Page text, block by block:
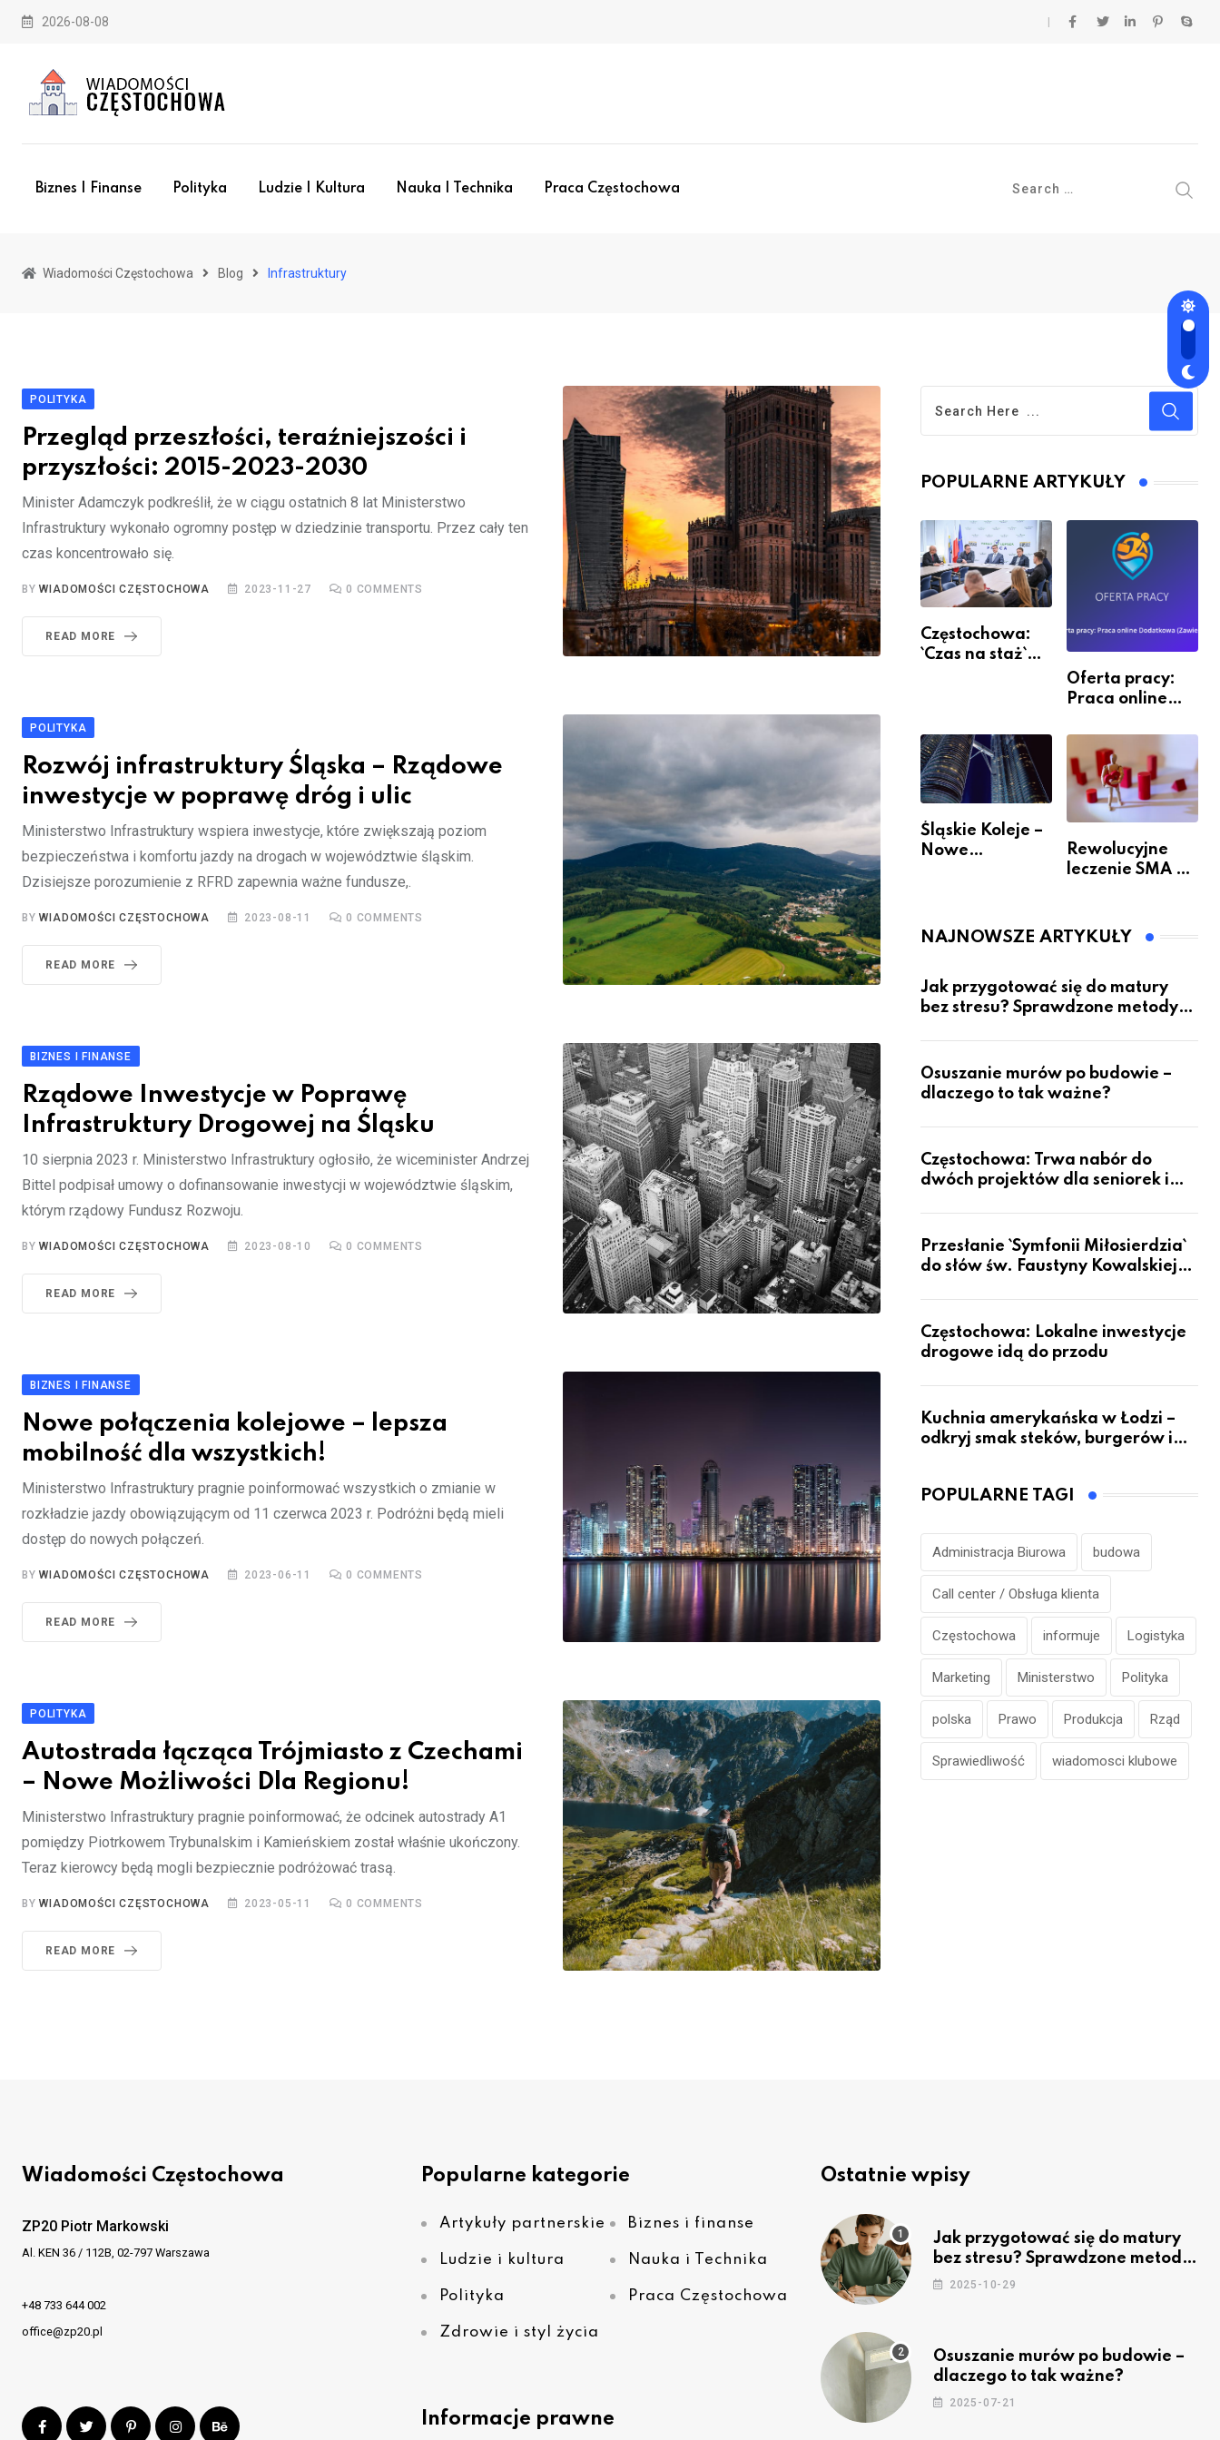
Skip
2026-08-08
Biznes I Finanse Polityka Ludzie I Kultura Nauka I Technika Praca Częstochowa
Wiadomości Częstochowa Blog Infrastruktury
POLITYKA
Przegląd przeszłości, teraźniejszości i
przyszłości: 2015-2023-2030
Minister Adamczyk podkreślił, że w ciągu ostatnich 8 lat Ministerstwo
Infrastruktury wykonało ogromny postęp w dziedzinie transportu. Przez cały ten
czas koncentrowało się.
BYWIADOMOŚCI CZĘSTOCHOWA 2023-11-27 0 COMMENTS
READ MORE
POLITYKA
Rozwój infrastruktury Śląska – Rządowe
inwestycje w poprawę dróg i ulic
Ministerstwo Infrastruktury wspiera inwestycje, które zwiększają poziom
bezpieczeństwa i komfortu jazdy na drogach w województwie śląskim.
Dzisiejsze porozumienie z RFRD zapewnia ważne fundusze,.
BYWIADOMOŚCI CZĘSTOCHOWA 2023-08-11 0 COMMENTS
READ MORE
BIZNES I FINANSE
Rządowe Inwestycje w Poprawę
Infrastruktury Drogowej na Śląsku
10 sierpnia 2023 r. Ministerstwo Infrastruktury ogłosiło, że wiceminister Andrzej
Bittel podpisał umowy o dofinansowanie inwestycji w województwie śląskim,
którym rządowy Fundusz Rozwoju.
BYWIADOMOŚCI CZĘSTOCHOWA 2023-08-10 0 COMMENTS
READ MORE
BIZNES I FINANSE
Nowe połączenia kolejowe – lepsza
mobilność dla wszystkich!
Ministerstwo Infrastruktury pragnie poinformować wszystkich o zmianie w
rozkładzie jazdy obowiązującym od 11 czerwca 2023 r. Podróżni będą mieli
dostęp do nowych połączeń.
BYWIADOMOŚCI CZĘSTOCHOWA 2023-06-11 0 COMMENTS
READ MORE
POLITYKA
Autostrada łącząca Trójmiasto z Czechami
– Nowe Możliwości Dla Regionu!
Ministerstwo Infrastruktury pragnie poinformować, że odcinek autostrady A1
pomiędzy Piotrkowem Trybunalskim i Kamieńskiem został właśnie ukończony.
Teraz kierowcy będą mogli bezpiecznie podróżować trasą.
BYWIADOMOŚCI CZĘSTOCHOWA 2023-05-11 0 COMMENTS
READ MORE
POPULARNE ARTYKUŁY
Częstochowa:
`Czas na staż`
Oferta pracy:
Praca online
(Zawiercie)
Śląskie Koleje –
Nowe
Rewolucyjne
leczenie SMA –
pacjentów?
NAJNOWSZE ARTYKUŁY
Jak przygotować się do matury
bez stresu? Sprawdzone metody
Osuszanie murów po budowie –
dlaczego to tak ważne?
Częstochowa: Trwa nabór do
dwóch projektów dla seniorek i
Przesłanie `Symfonii Miłosierdzia`
do słów św. Faustyny Kowalskiej
Częstochowa: Lokalne inwestycje
drogowe idą do przodu
Kuchnia amerykańska w Łodzi –
odkryj smak steków, burgerów i
POPULARNE TAGI
Administracja Biurowa budowa
Call center / Obsługa klienta
Częstochowa informuje Logistyka
Marketing Ministerstwo Polityka
polska Prawo Produkcja Rząd
Sprawiedliwość wiadomosci klubowe
Wiadomości Częstochowa
ZP20 Piotr Markowski
Al. KEN 36 / 112B, 02-797 Warszawa
+48 733 644 002
office@zp20.pl
Popularne kategorie
Artykuły partnerskie Biznes i finanse
Ludzie i kultura Nauka i Technika
Polityka Praca Częstochowa
Zdrowie i styl życia
Informacje prawne
Ostatnie wpisy
Jak przygotować się do matury
bez stresu? Sprawdzone metody
nauki z kursów w Częstochowie
2025-10-29
Osuszanie murów po budowie –
dlaczego to tak ważne?
2025-07-21